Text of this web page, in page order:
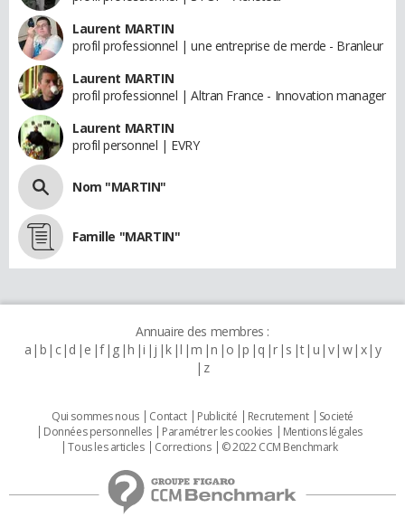
Laurent MARTIN
profil professionnel | une entreprise de merde - Branleur
Laurent MARTIN
profil professionnel | Altran France - Innovation manager
Laurent MARTIN
profil personnel | EVRY
Nom "MARTIN"
Famille "MARTIN"
Annuaire des membres :
a b c d e f g h i j k l m n o p q r s t u v w x y
z
Qui sommes nous Contact Publicité Recrutement
Societé
Données personnelles
Paramétrer les cookies
Mentions légales
Tous les articles
Corrections © 2022 CCM Benchmark